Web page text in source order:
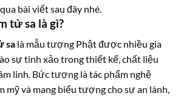
bài viết sau đây nhé.
tử sa là gì?
sa là mẫu tượng Phật được nhiều gia
sự tinh xảo trong thiết kế, chất liệu
linh. Bức tượng là tác phẩm nghệ
mỹ và mang biểu tượng cho sự an lành,